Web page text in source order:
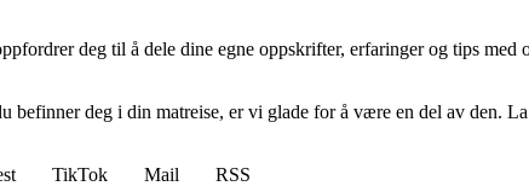
deg til å dele dine egne oppskrifter, erfaringer og tips
deg i din matreise, er vi glade for å være en del av den.
TikTok Mail
RSS